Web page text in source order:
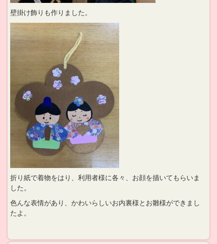
壁掛け飾りも作りました。
折り紙で着物をはり、利用者様に各々、お顔を描いてもらいま
した。
色んな表情があり、かわいらしいお内裏様とお雛様ができまし
たよ。